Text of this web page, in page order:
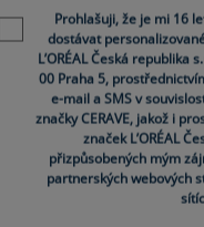
Newsletter policy
Prohlašuji, že je mi 16
dostávat
L’ORÉAL Česká republika
00 Praha 5,
e-mail a SMS v
značky CERAVE, jakož i
značek L’ORÉAL
přizpůsobených mým
partnerských webových
Newsletter policy
Prohlašuji, že je mi 16
dostávat
L’ORÉAL Česká republika
00 Praha 5,
e-mail a SMS v
značky CERAVE, jakož i
značek L’ORÉAL
přizpůsobených mým
partnerských webových